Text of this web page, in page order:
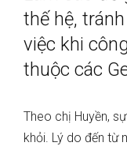
thế hệ,
việc khi
thuộc các
Theo chị Huyền,
khỏi. Lý do đến từ